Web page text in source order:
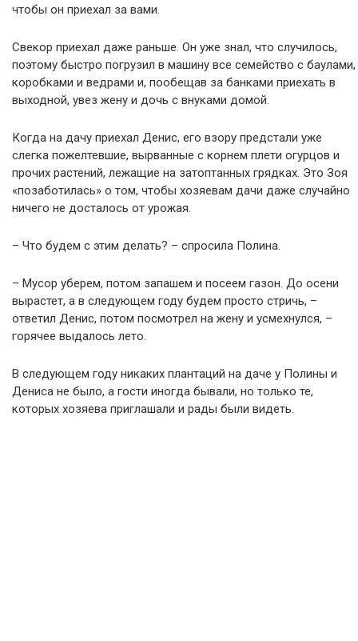
чтобы он приехал за вами.
Свекор приехал даже раньше. Он уже знал, что случилось,
поэтому быстро погрузил в машину все семейство с баулами,
коробками и ведрами и, пообещав за банками приехать в
выходной, увез жену и дочь с внуками домой.
Когда на дачу приехал Денис, его взору предстали уже
слегка пожелтевшие, вырванные с корнем плети огурцов и
прочих растений, лежащие на затоптанных грядках. Это Зоя
«позаботилась» о том, чтобы хозяевам дачи даже случайно
ничего не досталось от урожая.
– Что будем с этим делать? – спросила Полина.
– Мусор уберем, потом запашем и посеем газон. До осени
вырастет, а в следующем году будем просто стричь, –
ответил Денис, потом посмотрел на жену и усмехнулся, –
горячее выдалось лето.
В следующем году никаких плантаций на даче у Полины и
Дениса не было, а гости иногда бывали, но только те,
которых хозяева приглашали и рады были видеть.